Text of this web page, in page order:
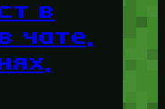
в
чате,